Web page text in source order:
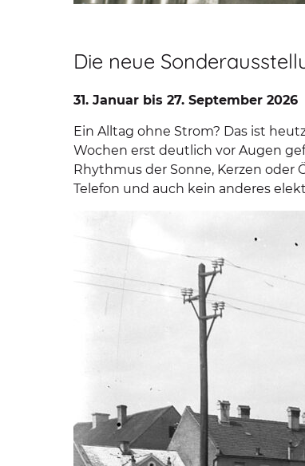
Die neue
31. Januar bis 27. September 2026
Ein Alltag ohne Strom? Das ist
Wochen erst deutlich vor Augen
Rhythmus der Sonne, Kerzen oder
Telefon und auch kein anderes